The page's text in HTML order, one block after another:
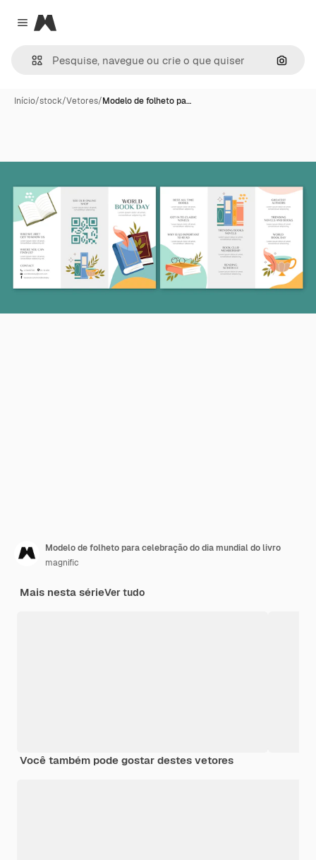
Close menu
Magnific
Início/stock/Vetores/Modelo de folheto pa…
Modelo de folheto para celebração do dia mundial do livro
magnific
Mais nesta sérieVer tudo
Você também pode gostar destes vetores